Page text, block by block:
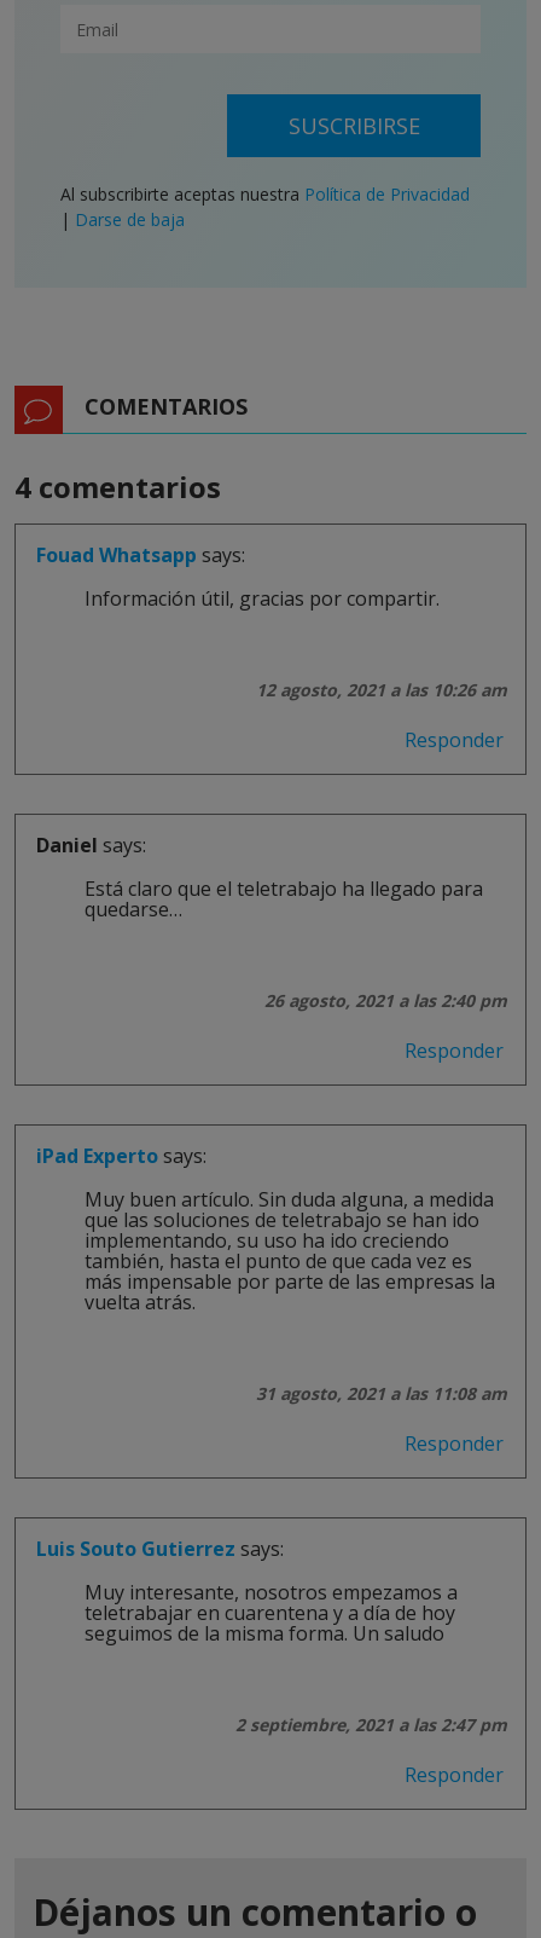
SUSCRIBIRSE
Al subscribirte aceptas nuestra Política de Privacidad
| Darse de baja
COMENTARIOS
4 comentarios
Fouad Whatsapp says:
12 agosto, 2021 a las 10:26 am
Información útil, gracias por compartir.
Responder
Daniel says:
26 agosto, 2021 a las 2:40 pm
Está claro que el teletrabajo ha llegado para
quedarse…
Responder
iPad Expertosays:
31 agosto, 2021 a las 11:08 am
Muy buen artículo. Sin duda alguna, a medida
que las soluciones de teletrabajo se han ido
implementando, su uso ha ido creciendo
también, hasta el punto de que cada vez es
más impensable por parte de las empresas la
vuelta atrás.
Responder
Luis Souto Gutierrez says:
2 septiembre, 2021 a las 2:47 pm
Muy interesante, nosotros empezamos a
teletrabajar en cuarentena y a día de hoy
seguimos de la misma forma. Un saludo
Responder
Déjanos un comentario o